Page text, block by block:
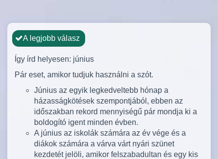
A legjobb válasz
Így írd helyesen: június
Pár eset, amikor tudjuk használni a szót.
Június az egyik legkedveltebb hónap a
házasságkötések szempontjából, ebben az
időszakban rekord mennyiségű pár mondja ki a
boldogító igent minden évben.
A június az iskolák számára az év vége és a
diákok számára a várva várt nyári szünet
kezdetét jelöli, amikor felszabadultan és egy kis